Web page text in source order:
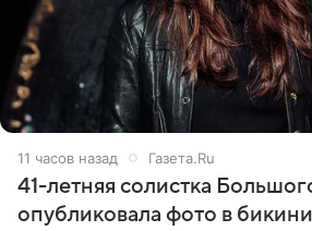
11 часов назад Газета.Ru
41-летняя солистка
опубликовала фото в бикини